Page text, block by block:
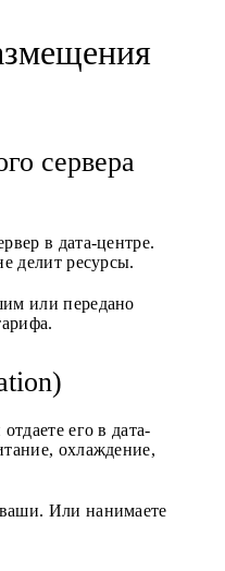
сервера
в дата-центре.
делит ресурсы.
или передано
его в дата-
охлаждение,
Или нанимаете